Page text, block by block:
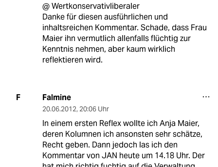
@ Wertkonservativliberaler
Danke für diesen ausführlichen und
inhaltsreichen Kommentar. Schade, dass Frau
Maier ihn vermutlich allenfalls flüchtig zur
Kenntnis nehmen, aber kaum wirklich
reflektieren wird.
F Falmine
20.06.2012, 20:06 Uhr
In einem ersten Reflex wollte ich Anja Maier,
deren Kolumnen ich ansonsten sehr schätze,
Recht geben. Dann jedoch las ich den
Kommentar von JAN heute um 14.18 Uhr. Der